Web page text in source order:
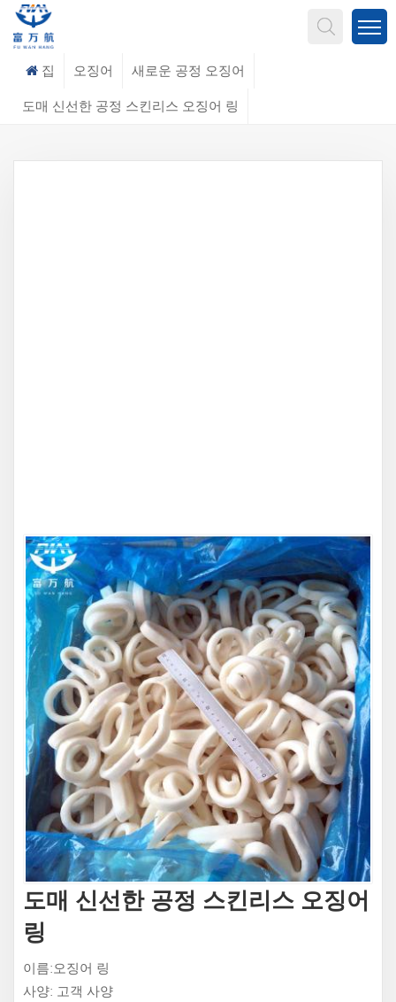
집 오징어 새로운 공정 오징어
도매 신선한 공정 스킨리스 오징어 링
도매 신선한 공정 스킨리스 오징어
링
이름:오징어 링
사양: 고객 사양